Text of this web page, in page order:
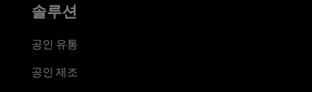
솔루션
공인 유통
공인 제조